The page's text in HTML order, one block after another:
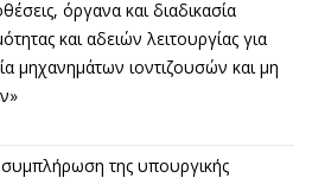
όργανα και διαδικασία
και αδειών λειτουργίας για
μηχανημάτων ιοντιζουσών και μη
της υπουργικής